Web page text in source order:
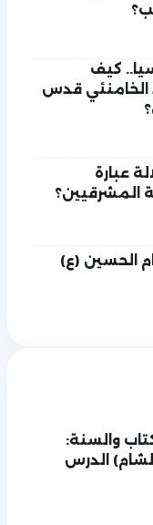
كيف
قدس
عبارة
المشرقيين؟
الحسين (ع)
والسنة:
الدرس